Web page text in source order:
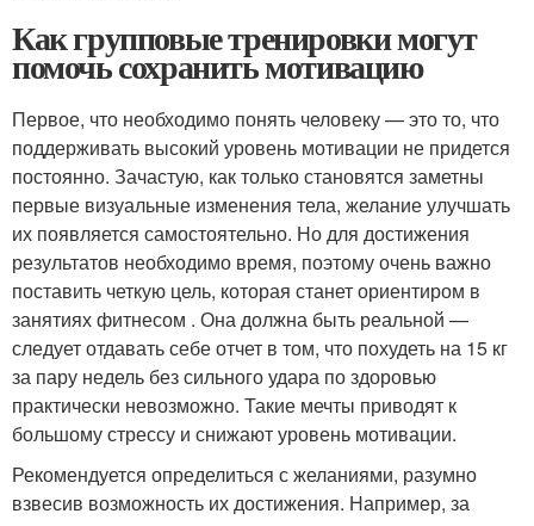
Как групповые тренировки могут
помочь сохранить мотивацию
Первое, что необходимо понять человеку — это то, что
поддерживать высокий уровень мотивации не придется
постоянно. Зачастую, как только становятся заметны
первые визуальные изменения тела, желание улучшать
их появляется самостоятельно. Но для достижения
результатов необходимо время, поэтому очень важно
поставить четкую цель, которая станет ориентиром в
занятиях фитнесом . Она должна быть реальной —
следует отдавать себе отчет в том, что похудеть на 15 кг
за пару недель без сильного удара по здоровью
практически невозможно. Такие мечты приводят к
большому стрессу и снижают уровень мотивации.
Рекомендуется определиться с желаниями, разумно
взвесив возможность их достижения. Например, за